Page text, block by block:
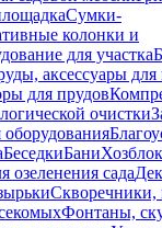
Сумки-
колонки и
для участка
аксессуары для
для прудов
очистки
БеседкиБани
озеленения сада
Скворечники,
Фонтаны,